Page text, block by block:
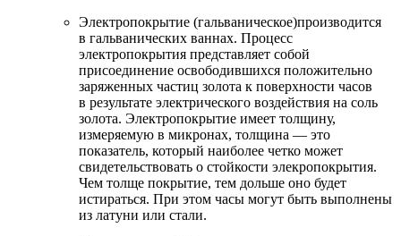
Электропокрытие (гальваническое)производится
в гальванических ваннах. Процесс
электропокрытия представляет собой
присоединение освободившихся положительно
заряженных частиц золота к поверхности часов
в результате электрического воздействия на соль
золота. Электропокрытие имеет толщину,
измеряемую в микронах, толщина — это
показатель, который наиболее четко может
свидетельствовать о стойкости элекропокрытия.
Чем толще покрытие, тем дольше оно будет
истираться. При этом часы могут быть выполнены
из латуни или стали.